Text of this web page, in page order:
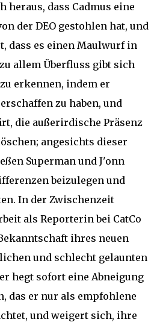
heraus, dass Cadmus eine
der DEO gestohlen hat, und
dass es einen Maulwurf in
allem Überfluss gibt sich
erkennen, indem er
zu haben, und
die außerirdische Präsenz
angesichts dieser
Superman und J'onn
beizulegen und
In der Zwischenzeit
als Reporterin bei CatCo
ihres neuen
und schlecht gelaunten
hegt sofort eine Abneigung
das er nur als empfohlene
und weigert sich, ihre